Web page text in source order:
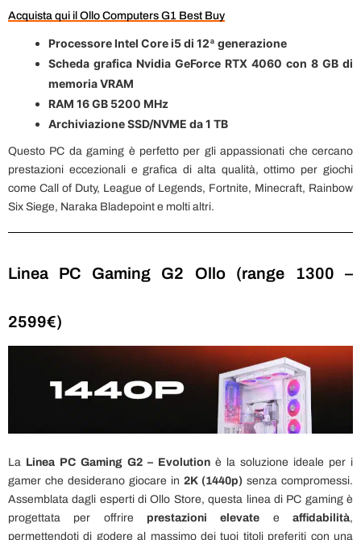
Acquista qui il Ollo Computers G1 Best Buy
Processore Intel Core i5 di 12ª generazione
Scheda grafica Nvidia GeForce RTX 4060 con 8 GB di
memoria VRAM
RAM 16 GB 5200 MHz
Archiviazione SSD/NVME da 1 TB
Questo PC da gaming è perfetto per gli appassionati che cercano
prestazioni eccezionali e grafica di alta qualità, ottimo per giochi
come Call of Duty, League of Legends, Fortnite, Minecraft, Rainbow
Six Siege, Naraka Bladepoint e molti altri.
Linea PC Gaming G2 Ollo (range 1300 –
2599€)
La Linea PC Gaming G2 – Evolution è la soluzione ideale per i
gamer che desiderano giocare in 2K (1440p) senza compromessi.
Assemblata dagli esperti di Ollo Store, questa linea di PC gaming è
progettata per offrire prestazioni elevate eaffidabilità,
permettendoti di godere al massimo dei tuoi titoli preferiti con una